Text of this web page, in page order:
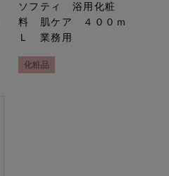
ソフティ 浴用化粧
料 肌ケア ４００ｍ
Ｌ 業務用
化粧品